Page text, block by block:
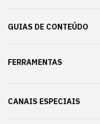
GUIAS DE CONTEÚDO
FERRAMENTAS
CANAIS ESPECIAIS